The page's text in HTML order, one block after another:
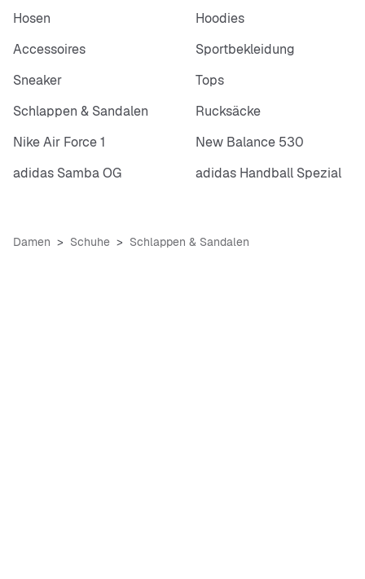
Hosen
Hoodies
Accessoires
Sportbekleidung
Sneaker
Tops
Schlappen & Sandalen
Rucksäcke
Nike Air Force 1
New Balance 530
adidas Samba OG
adidas Handball Spezial
Damen Schuhe Schlappen & Sandalen